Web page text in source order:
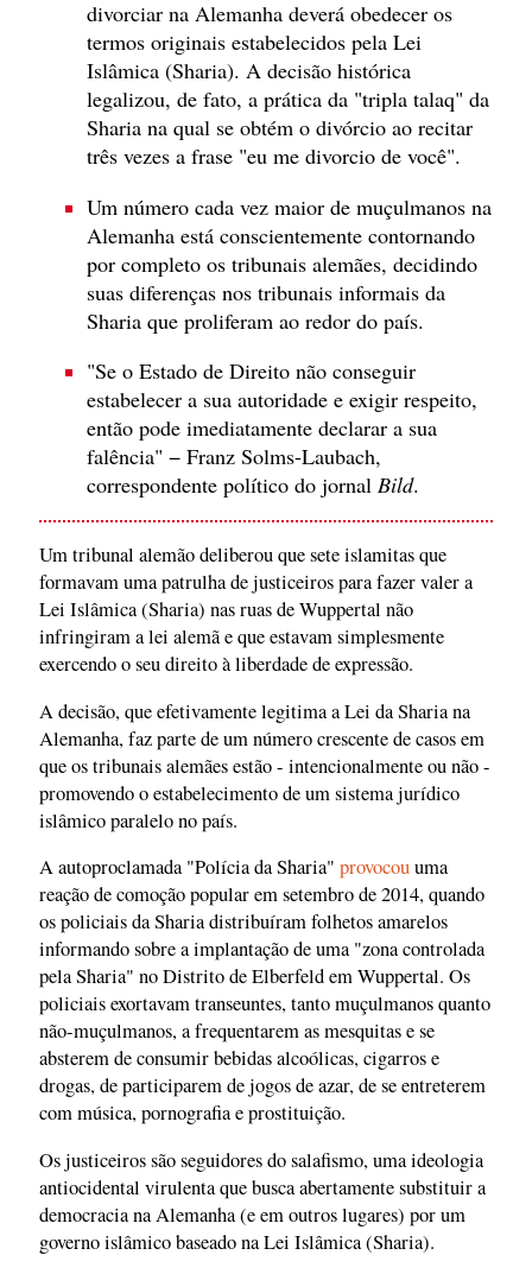
divorciar na Alemanha deverá obedecer os
termos originais estabelecidos pela Lei
Islâmica (Sharia). A decisão histórica
legalizou, de fato, a prática da "tripla talaq" da
Sharia na qual se obtém o divórcio ao recitar
três vezes a frase "eu me divorcio de você".
Um número cada vez maior de muçulmanos na
Alemanha está conscientemente contornando
por completo os tribunais alemães, decidindo
suas diferenças nos tribunais informais da
Sharia que proliferam ao redor do país.
"Se o Estado de Direito não conseguir
estabelecer a sua autoridade e exigir respeito,
então pode imediatamente declarar a sua
falência" − Franz Solms-Laubach,
correspondente político do jornal Bild.
Um tribunal alemão deliberou que sete islamitas que
formavam uma patrulha de justiceiros para fazer valer a
Lei Islâmica (Sharia) nas ruas de Wuppertal não
infringiram a lei alemã e que estavam simplesmente
exercendo o seu direito à liberdade de expressão.
A decisão, que efetivamente legitima a Lei da Sharia na
Alemanha, faz parte de um número crescente de casos em
que os tribunais alemães estão - intencionalmente ou não -
promovendo o estabelecimento de um sistema jurídico
islâmico paralelo no país.
A autoproclamada "Polícia da Sharia" provocouuma
reação de comoção popular em setembro de 2014, quando
os policiais da Sharia distribuíram folhetos amarelos
informando sobre a implantação de uma "zona controlada
pela Sharia" no Distrito de Elberfeld em Wuppertal. Os
policiais exortavam transeuntes, tanto muçulmanos quanto
não-muçulmanos, a frequentarem as mesquitas e se
absterem de consumir bebidas alcoólicas, cigarros e
drogas, de participarem de jogos de azar, de se entreterem
com música, pornografia e prostituição.
Os justiceiros são seguidores do salafismo, uma ideologia
antiocidental virulenta que busca abertamente substituir a
democracia na Alemanha (e em outros lugares) por um
governo islâmico baseado na Lei Islâmica (Sharia).